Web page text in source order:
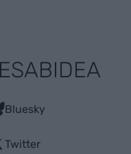
Bluesky
Twitter